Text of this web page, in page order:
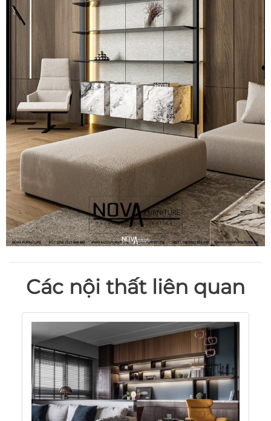
Các nội thất liên quan